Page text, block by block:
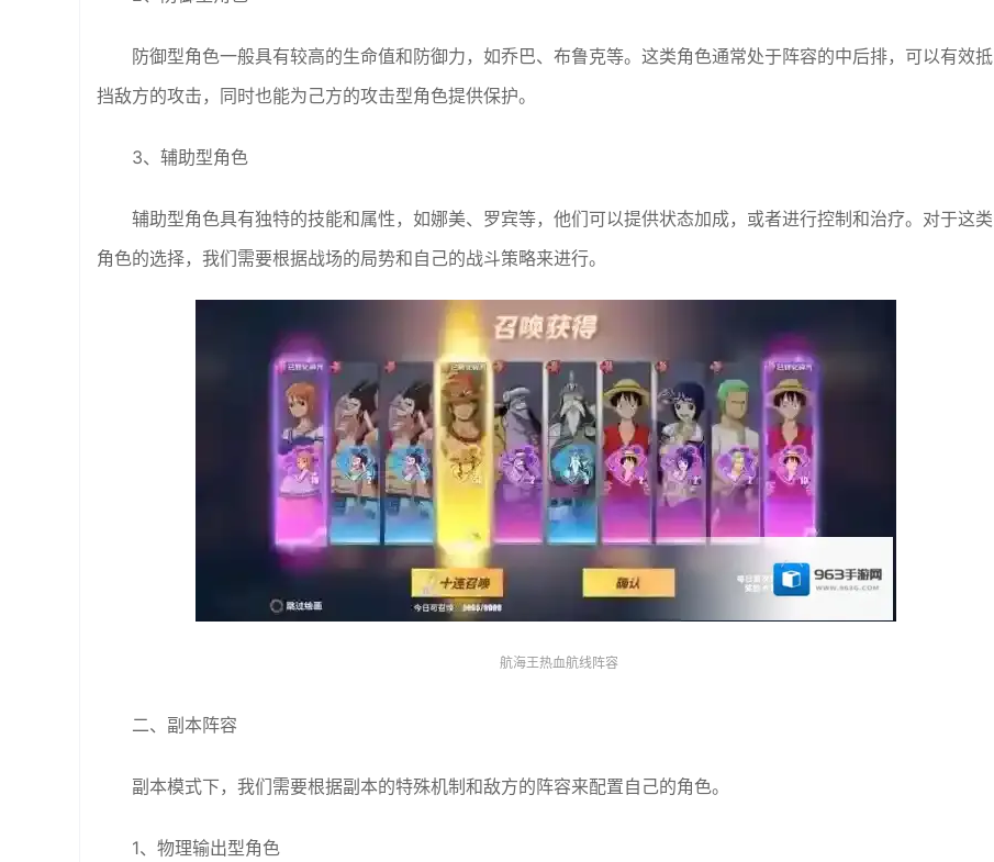
防御型角色一般具有较高的生命值和防御力，如乔巴、布鲁克等。这类角色通常处于阵容的中后排，可以有效抵
挡敌方的攻击，同时也能为己方的攻击型角色提供保护。
3、辅助型角色
辅助型角色具有独特的技能和属性，如娜美、罗宾等，他们可以提供状态加成，或者进行控制和治疗。对于这类
角色的选择，我们需要根据战场的局势和自己的战斗策略来进行。
航海王热血航线阵容
二、副本阵容
副本模式下，我们需要根据副本的特殊机制和敌方的阵容来配置自己的角色。
1、物理输出型角色